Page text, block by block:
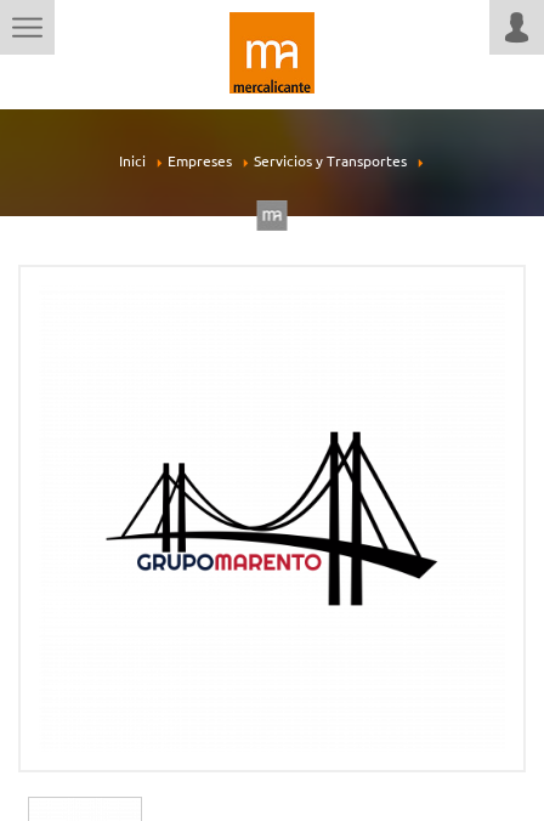
Inici Empreses Servicios y Transportes